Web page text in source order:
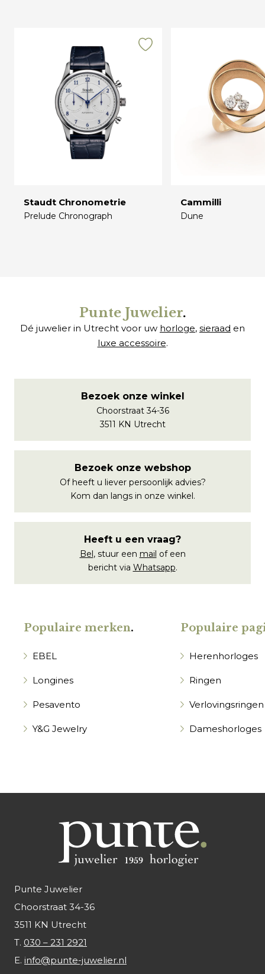
Staudt Chronometrie
Prelude Chronograph
Cammilli
Dune
Punte Juwelier.
Dé juwelier in Utrecht voor uw horloge, sieraad en
luxe accessoire.
Bezoek onze winkel
Choorstraat 34-36
3511 KN Utrecht
Bezoek onze webshop
Of heeft u liever persoonlijk advies?
Kom dan langs in onze winkel.
Heeft u een vraag?
Bel, stuur een mail of een
bericht via Whatsapp.
Populaire merken.
EBEL
Longines
Pesavento
Y&G Jewelry
Populaire
Herenhorloges
Ringen
Verlovingsringen
Dameshorloges
Punte Juwelier
Choorstraat 34-36
3511 KN Utrecht
T. 030 – 231 2921
E. info@punte-juwelier.nl